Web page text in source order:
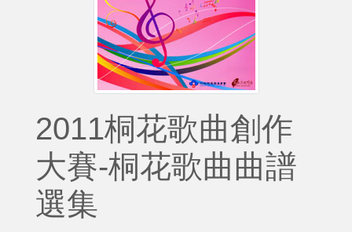
2011桐花歌曲創作
大賽-桐花歌曲曲譜
選集